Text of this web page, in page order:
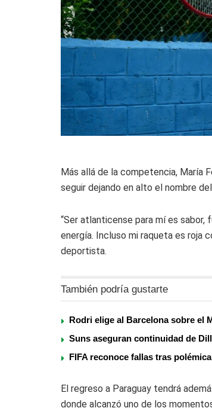
Más allá de la competencia, María
seguir dejando en alto el nombre
“Ser atlanticense para mí es
energía. Incluso mi raqueta es roja
deportista.
También podría gustarte
Rodri elige al Barcelona sobre el
Suns aseguran continuidad de
FIFA reconoce fallas tras
El regreso a Paraguay tendrá
donde alcanzó uno de los